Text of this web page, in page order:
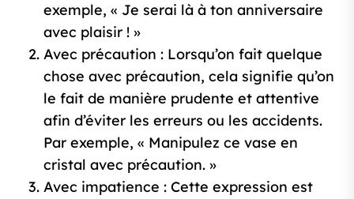
exemple, « Je serai là à ton anniversaire
avec plaisir ! »
Avec précaution : Lorsqu’on fait quelque
chose avec précaution, cela signifie qu’on
le fait de manière prudente et attentive
afin d’éviter les erreurs ou les accidents.
Par exemple, « Manipulez ce vase en
cristal avec précaution. »
Avec impatience : Cette expression est